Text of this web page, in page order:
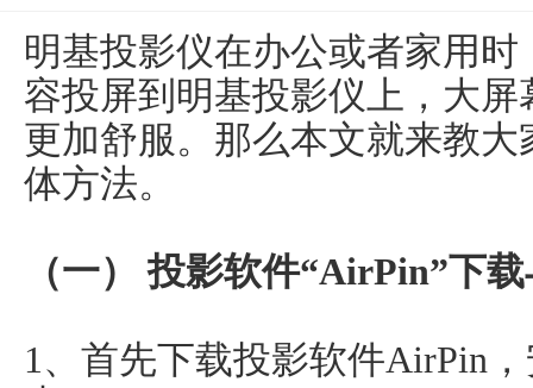
明基投影仪在办公或者家用
容投屏到明基投影仪上，大
更加舒服。那么本文就来教
体方法。
（一） 投影软件“AirPin”下
1、首先下载投影软件AirPin